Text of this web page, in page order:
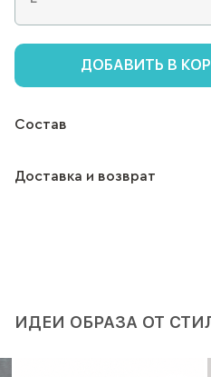
ДОБАВИТЬ В
Состав
Доставка и возврат
ИДЕИ ОБРАЗА ОТ